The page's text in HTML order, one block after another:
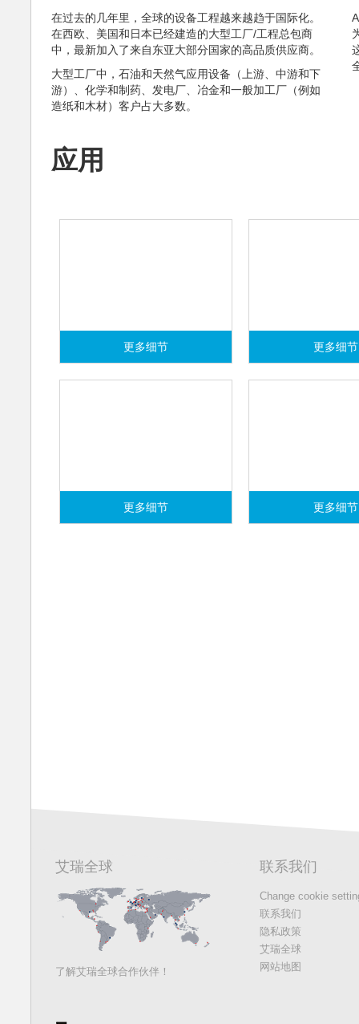
在过去的几年里，全球的设备工程越来越趋于国际化。
在西欧、美国和日本已经建造的大型工厂/工程总包商
中，最新加入了来自东亚大部分国家的高品质供应商。
大型工厂中，石油和天然气应用设备（上游、中游和下
游）、化学和制药、发电厂、冶金和一般加工厂（例如
造纸和木材）客户占大多数。
应用
更多细节 更多细节
更多细节 更多细节
艾瑞全球
了解艾瑞全球合作伙伴！
联系我们
Change cookie
联系我们
隐私政策
艾瑞全球
网站地图